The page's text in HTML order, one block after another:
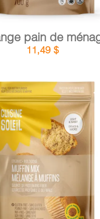
pain de
11,49 $
AU PANIER